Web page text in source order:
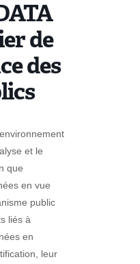
de
des
et le
que
en vue
public
liés à
en
leur